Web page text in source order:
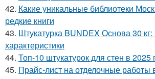
42. Какие уникальные библиотеки
редкие книги
43. Штукатурка BUNDEX Основа 30
характеристики
44. Топ-10 штукатурок для стен в 2025
45. Прайс-лист на отделочные работы